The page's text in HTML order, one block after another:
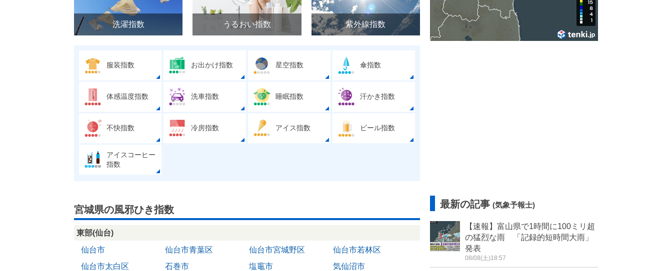
洗濯指数 うるおい指数 紫外線指数
服装指数 お出かけ指数 星空指数 傘指数
体感温度指数 洗車指数 睡眠指数 汗かき指数
不快指数 冷房指数 アイス指数 ビール指数
アイスコーヒー
指数
宮城県の風邪ひき指数
東部(仙台)
仙台市
仙台市青葉区 仙台市宮城野区
仙台市若林区
仙台市太白区
石巻市 塩竈市
気仙沼市
最新の記事 (気象予報士)
【速報】富山県で1時間に100ミリ超
の猛烈な雨 「記録的短時間大雨」
発表
08/08(土)18:57